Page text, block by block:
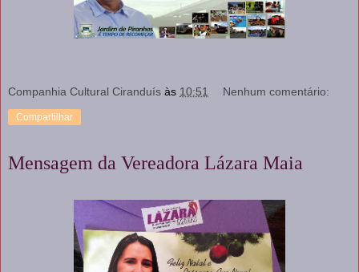
Companhia Cultural Ciranduís às 10:51 Nenhum comentário:
Compartilhar
Mensagem da Vereadora Lázara Maia